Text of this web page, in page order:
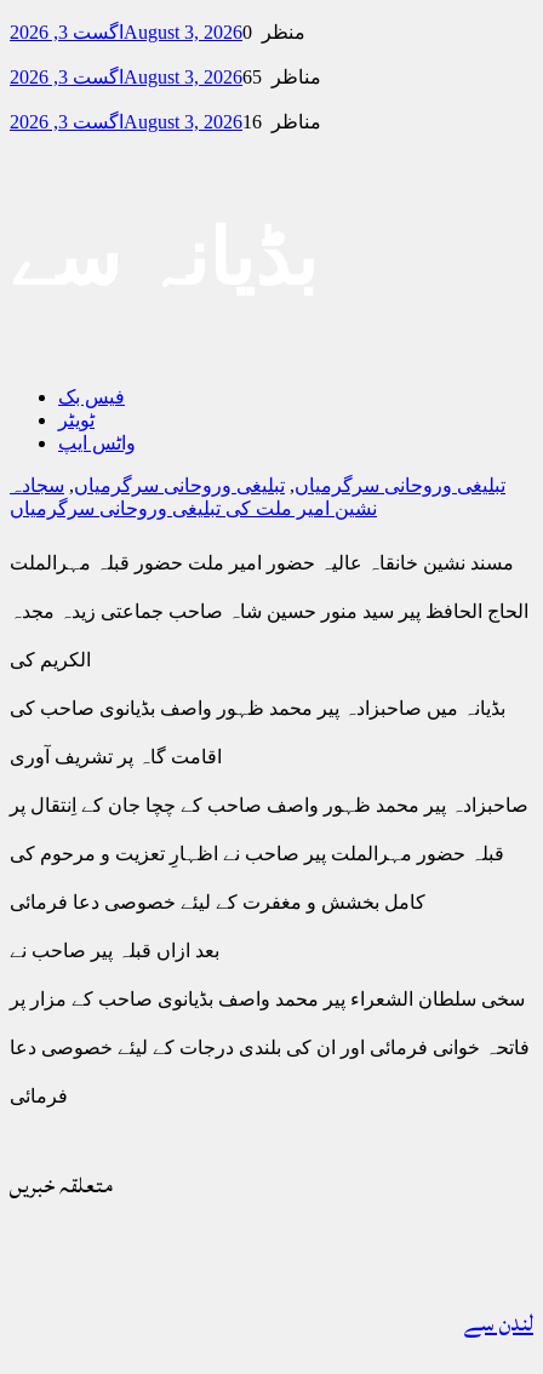
اگست 3, 2026 August 3, 2026 0 منظر
اگست 3, 2026 August 3, 2026 65 مناظر
اگست 3, 2026 August 3, 2026 16 مناظر
فیس بک
ٹویٹر
واٹس ایپ
تبلیغی وروحانی سرگرمیاں, تبلیغی وروحانی سرگرمیاں, سجادہ
نشین امیر ملت کی تبلیغی وروحانی سرگرمیاں
مسند نشین خانقاہ عالیہ حضور امیر ملت حضور قبلہ مہرالملت
الحاج الحافظ پیر سید منور حسین شاہ صاحب جماعتی زیدہ مجدہ
الکریم کی
بڈیانہ میں صاحبزادہ پیر محمد ظہور واصف بڈیانوی صاحب کی
اقامت گاہ پر تشریف آوری
صاحبزادہ پیر محمد ظہور واصف صاحب کے چچا جان کے اِنتقال پر
قبلہ حضور مہرالملت پیر صاحب نے اظہارِ تعزیت و مرحوم کی
کامل بخشش و مغفرت کے لیئے خصوصی دعا فرمائی
بعد ازاں قبلہ پیر صاحب نے
سخی سلطان الشعراء پیر محمد واصف بڈیانوی صاحب کے مزار پر
فاتحہ خوانی فرمائی اور ان کی بلندی درجات کے لیئے خصوصی دعا
فرمائی
متعلقہ خبریں
لندن سے